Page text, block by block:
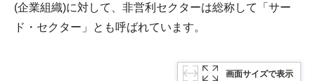
(企業組織)に対して、非営利セクターは総称して「サー
ド・セクター」とも呼ばれています。
画面サイズで表示